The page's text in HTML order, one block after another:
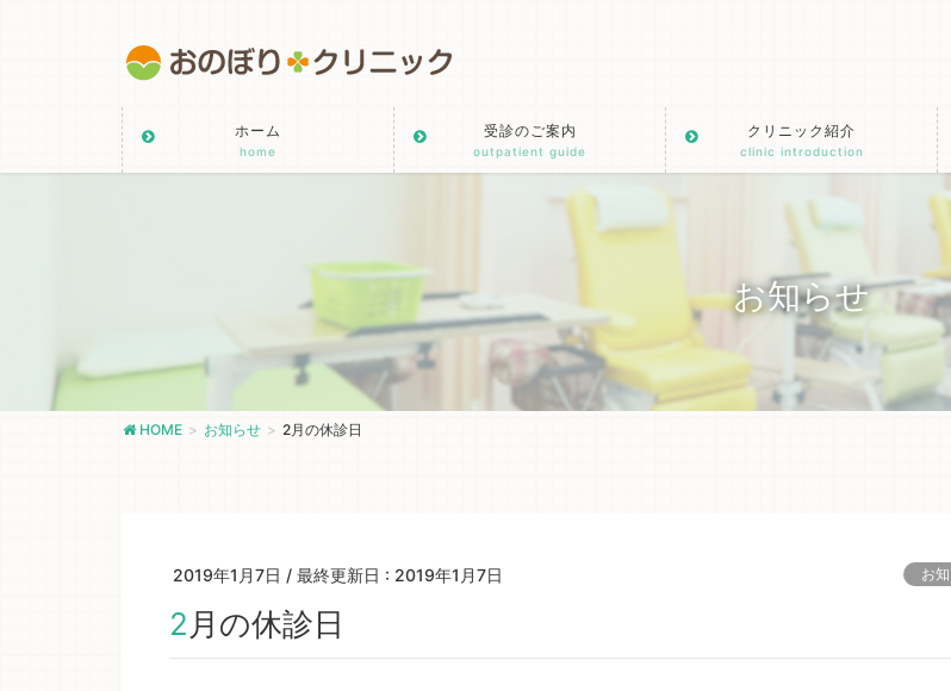
ホーム
home
受診のご案内
outpatient guide
クリニック紹介
clinic introduction
お知らせ
HOME お知らせ 2月の休診日
2019年1月7日 / 最終更新日 : 2019年1月7日 お
2月の休診日